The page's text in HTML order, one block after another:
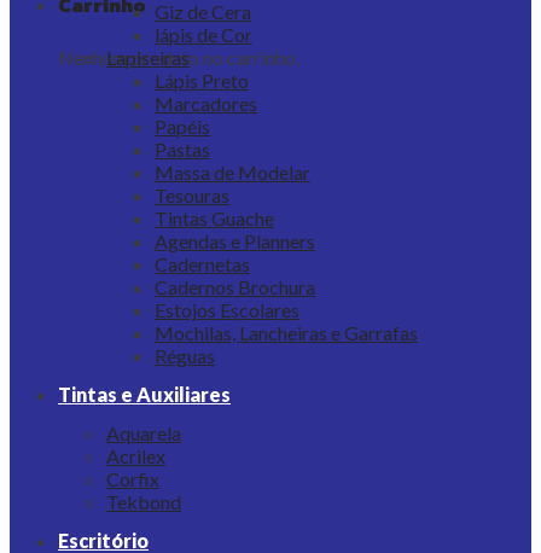
Nenhum produto no carrinho.
Giz de Cera
lápis de Cor
Lapiseiras
Lápis Preto
Marcadores
Papéis
Pastas
Massa de Modelar
Tesouras
Tintas Guache
Agendas e Planners
Cadernetas
Cadernos Brochura
Estojos Escolares
Mochilas, Lancheiras e Garrafas
Réguas
Tintas e Auxiliares
Aquarela
Acrilex
Corfix
Tekbond
Escritório